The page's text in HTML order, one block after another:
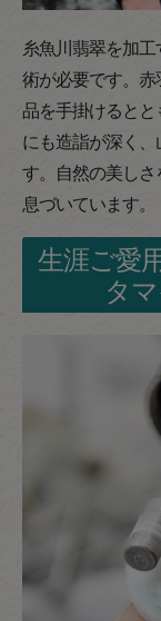
糸魚川翡翠を加
術が必要です。
品を手掛けると
にも造詣が深く
す。自然の美し
息づいています。
生涯ご愛
タ